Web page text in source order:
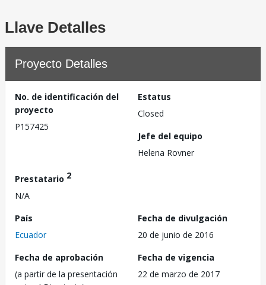
Llave Detalles
Proyecto Detalles
No. de identificación del
proyecto
P157425
Estatus
Closed
Jefe del equipo
Helena Rovner
Prestatario 2
N/A
País
Ecuador
Fecha de divulgación
20 de junio de 2016
Fecha de aprobación
(a partir de la presentación
Fecha de vigencia
22 de marzo de 2017